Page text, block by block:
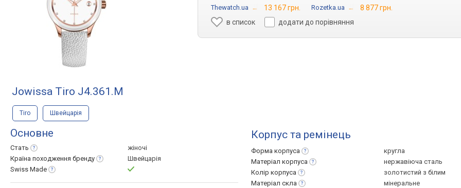
Thewatch.ua → 13 167 грн. Rozetka.ua →
8 877 грн.
в список
додати до порівняння
Jowissa Tiro J4.361.M
Tiro Швейцарія
Основне
Стать
жіночі
Країна походження бренду
Швейцарія
Swiss Made
Корпус та ремінець
Форма корпуса
кругла
Матеріал корпуса
нержавіюча сталь
Колір корпуса
золотистий з білим
Матеріал скла
мінеральне